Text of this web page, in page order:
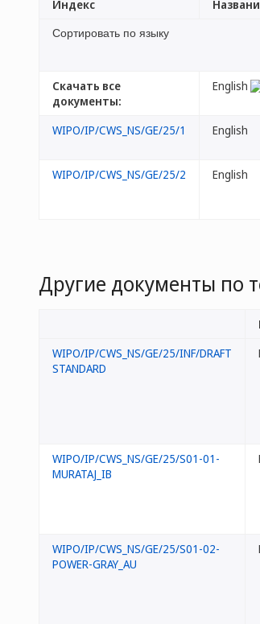
Сортировать по языку
Скачать все
документы:
English
Индекс
WIPO/IP/CWS_NS/GE/25/1 English
WIPO/IP/CWS_NS/GE/25/2 English
Другие документы по
WIPO/IP/CWS_NS/GE/25/INF/DRAFT
STANDARD
WIPO/IP/CWS_NS/GE/25/S01-01-
MURATAJ_IB
WIPO/IP/CWS_NS/GE/25/S01-02-
POWER-GRAY_AU